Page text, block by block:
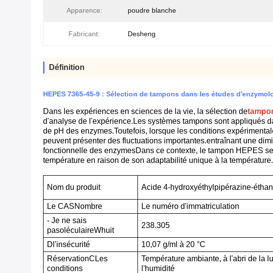
Apparence: poudre blanche
Fabricant: Desheng
Définition
HEPES 7365-45-9 : Sélection de tampons dans les études
Dans les expériences en sciences de la vie, la sélection de
d'analyse de l'expérience.Les systèmes tampons sont appliqués
de pH des enzymes.Toutefois, lorsque les conditions
peuvent présenter des fluctuations importantes.entraînant une
fonctionnelle des enzymesDans ce contexte, le tampon HEPES
température en raison de son adaptabilité unique à la température.
Nom du produit Acide 4-hydroxyéthylpipérazine-
Le CASNombre Le numéro d'immatriculation
- Je ne sais
pasoléculaireWhuit
238.305
D l'insécurité 10,07 g/ml à 20 °C
RéservationC Les
conditions
Température ambiante, à l'abri de la
l'humidité